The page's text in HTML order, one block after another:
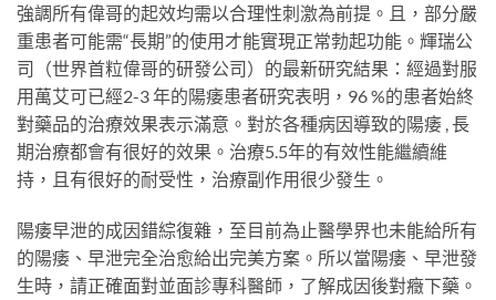
強調所有偉哥的起效均需以合理性刺激為前提。且，部分嚴
重患者可能需“長期”的使用才能實現正常勃起功能。輝瑞公
司（世界首粒偉哥的研發公司）的最新研究結果：經過對服
用萬艾可已經2-3 年的陽痿患者研究表明，96 %的患者始終
對藥品的治療效果表示滿意。對於各種病因導致的陽痿 , 長
期治療都會有很好的效果。治療5.5年的有效性能繼續維
持，且有很好的耐受性，治療副作用很少發生。
陽痿早泄的成因錯綜復雜，至目前為止醫學界也未能給所有
的陽痿、早泄完全治愈給出完美方案。所以當陽痿、早泄發
生時，請正確面對並面診專科醫師，了解成因後對癥下藥。